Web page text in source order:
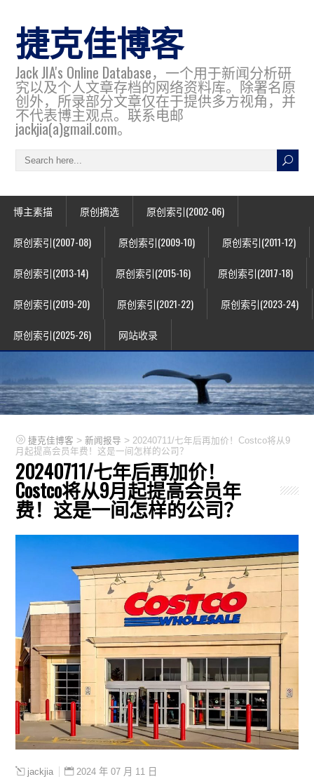
捷克佳博客
Jack JIA's Online Database，一个用于新闻分析研
究以及个人文章存档的网络资料库。除署名原
创外，所录部分文章仅在于提供多方视角，并
不代表博主观点。联系电邮
jackjia(a)gmail.com。
博主素描 原创摘选 原创索引(2002-06)
原创索引(2007-08) 原创索引(2009-10) 原创索引(2011-12)
原创索引(2013-14) 原创索引(2015-16) 原创索引(2017-18)
原创索引(2019-20) 原创索引(2021-22) 原创索引(2023-24)
原创索引(2025-26) 网站收录
捷克佳博客 >新闻报导 > 20240711/七年后再加价！Costco将从9
月起提高会员年费！这是一间怎样的公司？
20240711/七年后再加价！
Costco将从9月起提高会员年
费！这是一间怎样的公司？
jackjia 2024 年 07 月 11 日